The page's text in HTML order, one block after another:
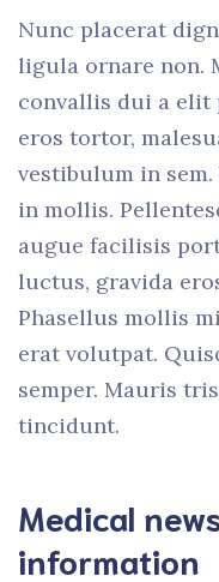
Nunc placerat
ligula ornare non.
convallis dui a elit
eros tortor,
vestibulum in
in mollis.
augue facilisis
luctus, gravida
Phasellus mollis
erat volutpat.
semper. Mauris
tincidunt.
Medical
information